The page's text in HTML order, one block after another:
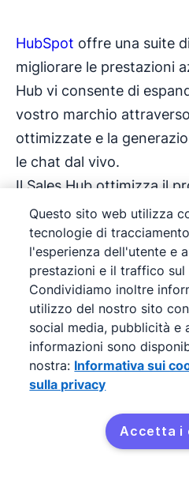
HubSpot offre una suite
migliorare le prestazioni
Hub vi consente di
vostro marchio
ottimizzate e la
le chat dal vivo.
Il Sales Hub ottimizza il
mentre il Service Hub
clienti con strumenti
gestione dei feedback.
solide analisi per
gestione delle relazioni
modelli di email
dei documenti nell’ambito
La versione gratuita è
Prezzo: da 0 USD
Questo sito web utilizza
tecnologie di
l'esperienza dell'utente e
prestazioni e il traffico
Condividiamo inoltre
utilizzo del nostro sito
social media, pubblicità e
informazioni sono
nostra: Informativa sui
sulla privacy
Accetta i